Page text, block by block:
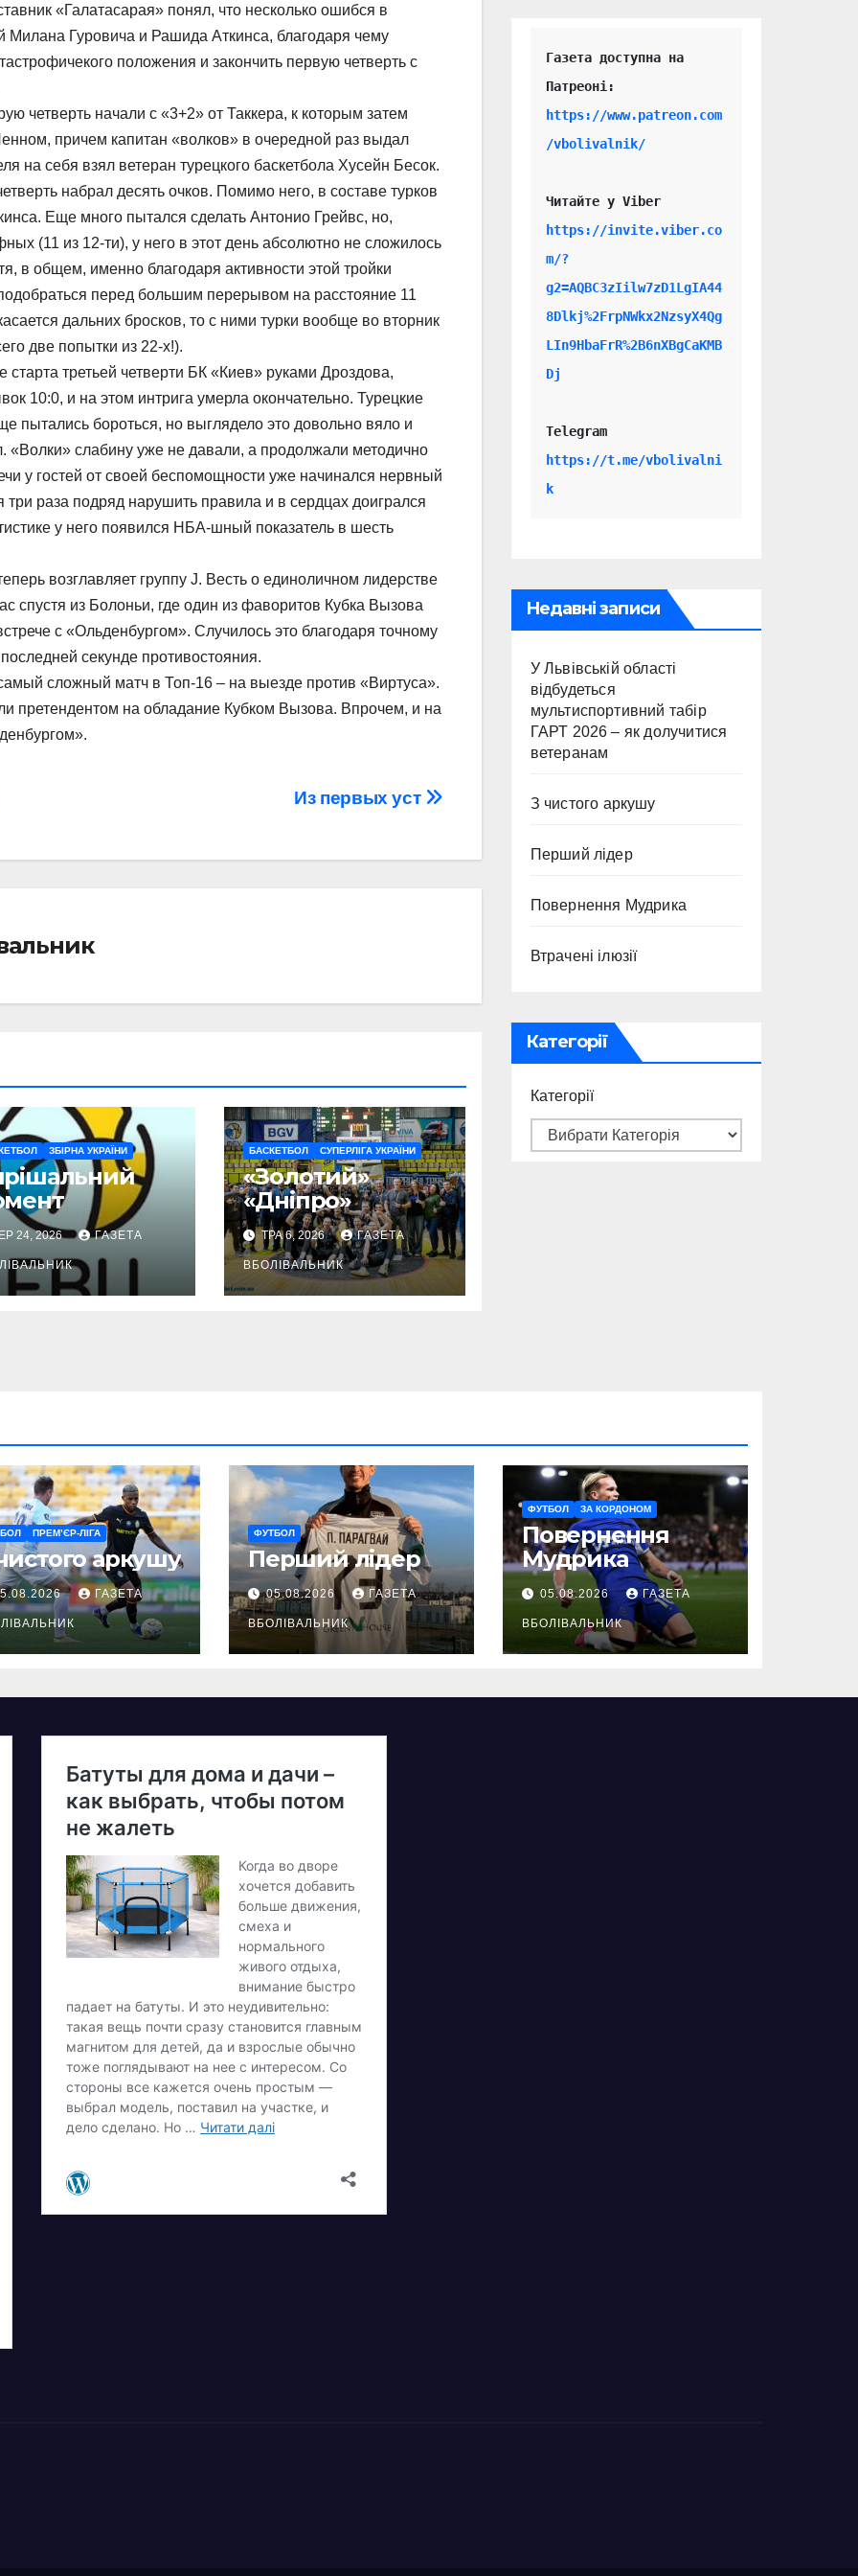
«Галатасарая» понял, что несколько ошибся в
Милана Гуровича и Рашида Аткинса, благодаря чему
положения и закончить первую четверть с
четверть начали с «3+2» от Таккера, к которым затем
причем капитан «волков» в очередной раз выдал
на себя взял ветеран турецкого баскетбола Хусейн Бесок.
набрал десять очков. Помимо него, в составе турков
Еще много пытался сделать Антонио Грейвс, но,
(11 из 12-ти), у него в этот день абсолютно не сложилось
в общем, именно благодаря активности этой тройки
перед большим перерывом на расстояние 11
дальних бросков, то с ними турки вообще во вторник
две попытки из 22-х!).
третьей четверти БК «Киев» руками Дроздова,
10:0, и на этом интрига умерла окончательно. Турецкие
пытались бороться, но выглядело это довольно вяло и
слабину уже не давали, а продолжали методично
у гостей от своей беспомощности уже начинался нервный
раза подряд нарушить правила и в сердцах доигрался
у него появился НБА-шный показатель в шесть
возглавляет группу J. Весть о единоличном лидерстве
из Болоньи, где один из фаворитов Кубка Вызова
с «Ольденбургом». Случилось это благодаря точному
секунде противостояния.
сложный матч в Топ-16 – на выезде против «Виртуса».
претендентом на обладание Кубком Вызова. Впрочем, и на
Из первых уст
ЗБІРНА УКРАЇНИ
24, 2026 ГАЗЕТА
БАСКЕТБОЛ СУПЕРЛІГА УКРАЇНИ
«Золотий»
«Дніпро»
ТРА 6, 2026 ГАЗЕТА
ВБОЛІВАЛЬНИК
Газета доступна на
https://www.patreon.com
/vbolivalnik/
Читайте у Viber
https://invite.viber.co
m/?
g2=AQBC3zIilw7zD1LgIA44
8Dlkj%2FrpNWkx2NzsyX4Qg
LIn9HbaFrR%2B6nXBgCaKMB
Dj
Telegram
https://t.me/vbolivalni
k
Недавні записи
У Львівській області
відбудеться
мультиспортивний табір
ГАРТ 2026 – як долучитися
ветеранам
З чистого аркушу
Перший лідер
Повернення Мудрика
Втрачені ілюзії
Категорії
Категорії
ПРЕМ’ЄР-ЛІГА
аркушу
ГАЗЕТА
ФУТБОЛ
Перший лідер
05.08.2026 ГАЗЕТА
ВБОЛІВАЛЬНИК
ФУТБОЛ ЗА КОРДОНОМ
Повернення
Мудрика
05.08.2026 ГАЗЕТА
ВБОЛІВАЛЬНИК